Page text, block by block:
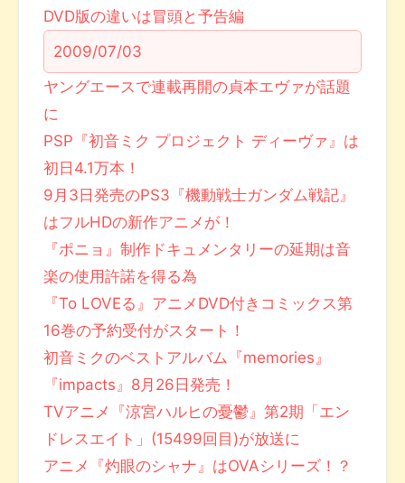
DVD版の違いは冒頭と予告編
2009/07/03
ヤングエースで連載再開の貞本エヴァが話題
に
PSP『初音ミク プロジェクト ディーヴァ』は
初日4.1万本！
9月3日発売のPS3『機動戦士ガンダム戦記』
はフルHDの新作アニメが！
『ポニョ』制作ドキュメンタリーの延期は音
楽の使用許諾を得る為
『To LOVEる』アニメDVD付きコミックス第
16巻の予約受付がスタート！
初音ミクのベストアルバム『memories』
『impacts』8月26日発売！
TVアニメ『涼宮ハルヒの憂鬱』第2期「エン
ドレスエイト」(15499回目)が放送に
アニメ『灼眼のシャナ』はOVAシリーズ！？